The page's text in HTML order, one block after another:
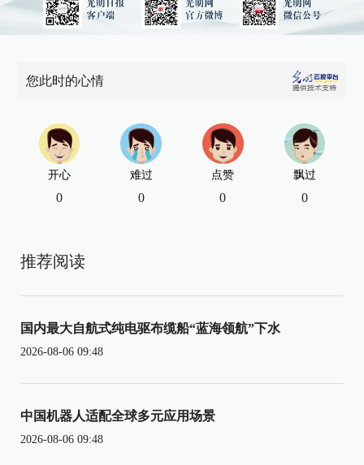
您此时的心情
开心
0
难过
0
点赞
0
飘过
0
推荐阅读
国内最大自航式纯电驱布缆船“蓝海领航”下水
2026-08-06 09:48
中国机器人适配全球多元应用场景
2026-08-06 09:48